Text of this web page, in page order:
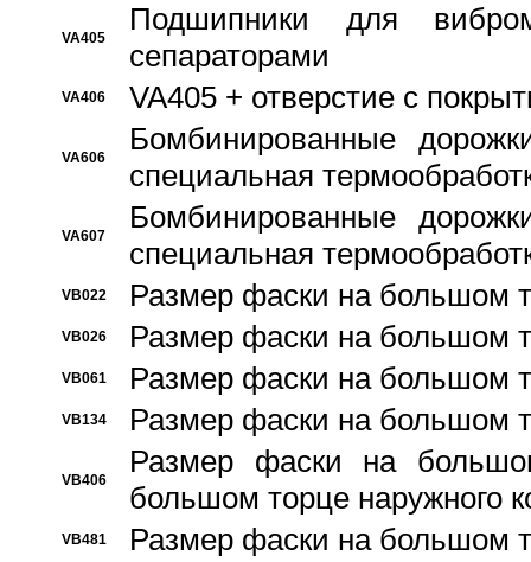
VA405
Подшипники для
сепараторами
VA406 VA405 + отверстие с
VA606
Бомбинированные
специальная
VA607
Бомбинированные
специальная
VB022 Размер фаски на большом
VB026 Размер фаски на большом
VB061 Размер фаски на большом
VB134 Размер фаски на большом
VB406
Размер фаски на
большом торце наружного
VB481 Размер фаски на большом